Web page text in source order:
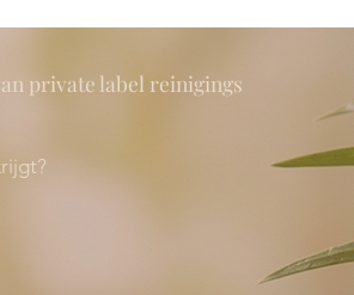
private label reinigings